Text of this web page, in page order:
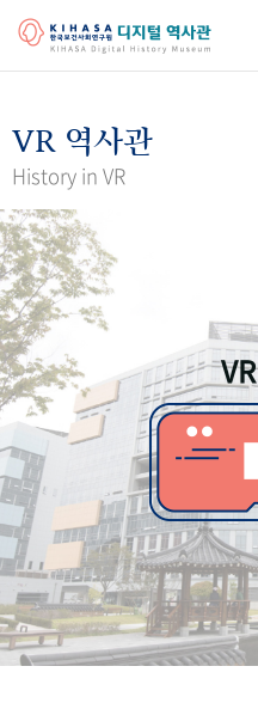
걸어온 길 기관 변천사
연구 역사
정책과 연구
간행물 변천사
기록물 아카이브
사진 아카이브 문서 기록물
50 주년 기념
성과 50선 숫자로 보는 50년
세계와 함께 한 KIHASA
VR 역사관
VR 역사관
History in VR